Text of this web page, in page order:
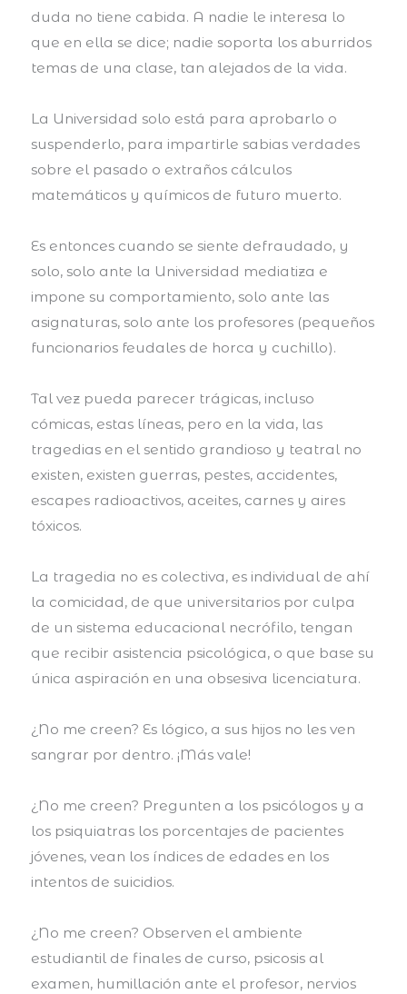
duda no tiene cabida. A nadie le interesa lo
que en ella se dice; nadie soporta los aburridos
temas de una clase, tan alejados de la vida.
La Universidad solo está para aprobarlo o
suspenderlo, para impartirle sabias verdades
sobre el pasado o extraños cálculos
matemáticos y químicos de futuro muerto.
Es entonces cuando se siente defraudado, y
solo, solo ante la Universidad mediatiza e
impone su comportamiento, solo ante las
asignaturas, solo ante los profesores (pequeños
funcionarios feudales de horca y cuchillo).
Tal vez pueda parecer trágicas, incluso
cómicas, estas líneas, pero en la vida, las
tragedias en el sentido grandioso y teatral no
existen, existen guerras, pestes, accidentes,
escapes radioactivos, aceites, carnes y aires
tóxicos.
La tragedia no es colectiva, es individual de ahí
la comicidad, de que universitarios por culpa
de un sistema educacional necrófilo, tengan
que recibir asistencia psicológica, o que base su
única aspiración en una obsesiva licenciatura.
¿No me creen? Es lógico, a sus hijos no les ven
sangrar por dentro. ¡Más vale!
¿No me creen? Pregunten a los psicólogos y a
los psiquiatras los porcentajes de pacientes
jóvenes, vean los índices de edades en los
intentos de suicidios.
¿No me creen? Observen el ambiente
estudiantil de finales de curso, psicosis al
examen, humillación ante el profesor, nervios